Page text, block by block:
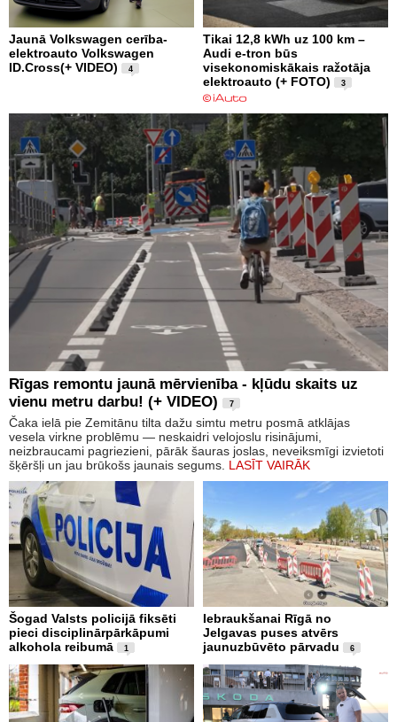
Jaunā Volkswagen cerība-
elektroauto Volkswagen
ID.Cross(+ VIDEO)
4
Tikai 12,8 kWh uz 100 km –
Audi e-tron būs
visekonomiskākais ražotāja
elektroauto (+ FOTO)
3
Rīgas remontu jaunā mērvienība - kļūdu skaits uz
vienu metru darbu! (+ VIDEO)
7
Čaka ielā pie Zemitānu tilta dažu simtu metru posmā atklājas
vesela virkne problēmu — neskaidri velojoslu risinājumi,
neizbraucami pagriezieni, pārāk šauras joslas, neveiksmīgi izvietoti
šķēršļi un jau brūkošs jaunais segums. LASĪT VAIRĀK
Šogad Valsts policijā fiksēti
pieci disciplinārpārkāpumi
alkohola reibumā
1
Iebraukšanai Rīgā no
Jelgavas puses atvērs
jaunuzbūvēto pārvadu
6